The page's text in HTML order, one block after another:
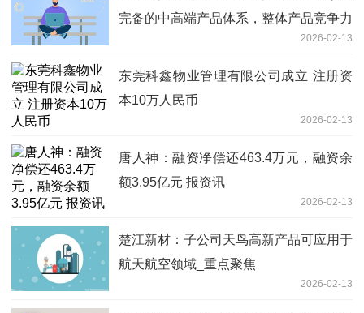
完备的中高端产品体系，整体产品竞争力
得到显著提升，形成了较强的产品技术壁
垒，从而带动公司2025年度综合毛利率
同比提高
2026-02-13
东莞科鑫物业管理有限公司成立 注册资
本10万人民币
2026-02-13
唐人神：融资净偿还463.4万元，融资余
额3.95亿元 报资讯
2026-02-13
楚江新材：子公司天鸟高新产品可应用于
航天航空领域_重点聚焦
2026-02-13